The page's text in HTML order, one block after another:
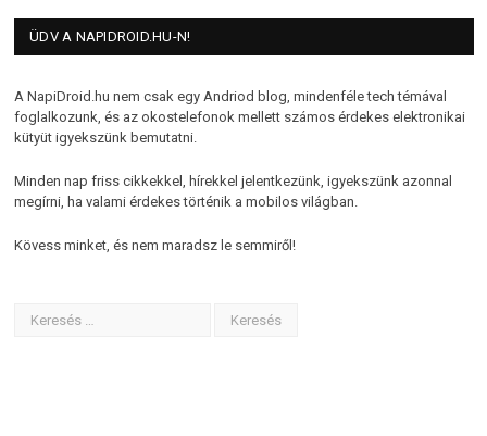
ÜDV A NAPIDROID.HU-N!
A NapiDroid.hu nem csak egy Andriod blog, mindenféle tech témával
foglalkozunk, és az okostelefonok mellett számos érdekes elektronikai
kütyüt igyekszünk bemutatni.
Minden nap friss cikkekkel, hírekkel jelentkezünk, igyekszünk azonnal
megírni, ha valami érdekes történik a mobilos világban.
Kövess minket, és nem maradsz le semmiről!